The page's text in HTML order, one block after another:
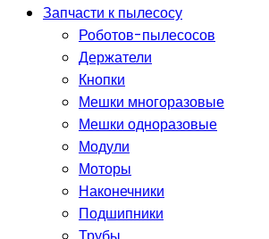
Запчасти к пылесосу
Роботов-пылесосов
Держатели
Кнопки
Мешки многоразовые
Мешки одноразовые
Модули
Моторы
Наконечники
Подшипники